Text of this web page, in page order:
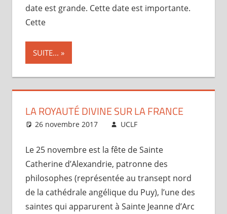
date est grande. Cette date est importante.
Cette
SUITE...
LA ROYAUTÉ DIVINE SUR LA FRANCE
26 novembre 2017 UCLF
Le 25 novembre est la fête de Sainte
Catherine d’Alexandrie, patronne des
philosophes (représentée au transept nord
de la cathédrale angélique du Puy), l’une des
saintes qui apparurent à Sainte Jeanne d’Arc